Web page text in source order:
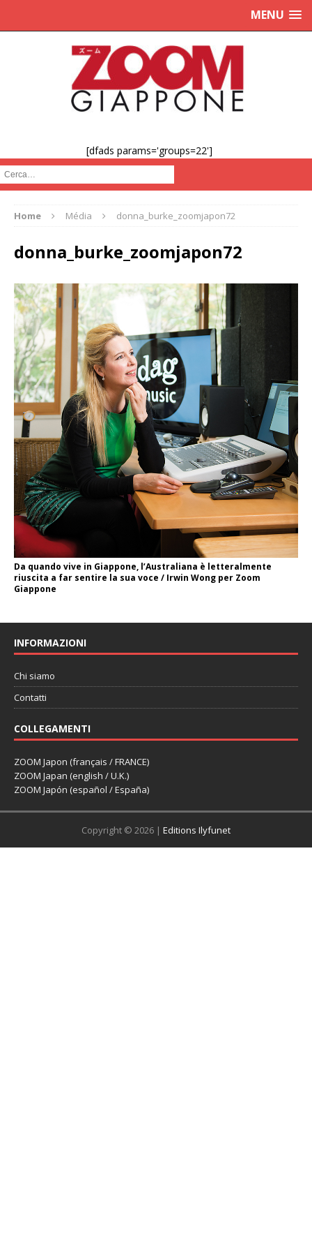
MENU
[dfads params='groups=22']
Cerca :
Home Média donna_burke_zoomjapon72
donna_burke_zoomjapon72
Da quando vive in Giappone, l’Australiana è letteralmente
riuscita a far sentire la sua voce / Irwin Wong per Zoom
Giappone
INFORMAZIONI
Chi siamo
Contatti
COLLEGAMENTI
ZOOM Japon (français / FRANCE)
ZOOM Japan (english / U.K.)
ZOOM Japón (español / España)
Copyright © 2026 | Editions Ilyfunet